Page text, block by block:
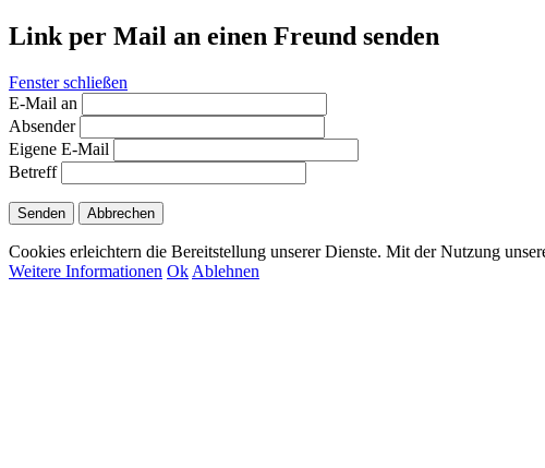
Link per Mail an einen Freund senden
Fenster schließen
E-Mail an
Absender
Eigene E-Mail
Betreff
Senden Abbrechen
Cookies erleichtern die Bereitstellung unserer Dienste. Mit der Nutzung
Weitere Informationen Ok Ablehnen